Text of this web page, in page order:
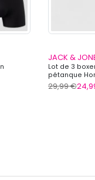
JACK &
Lot de 3
pétanque
29,99 €